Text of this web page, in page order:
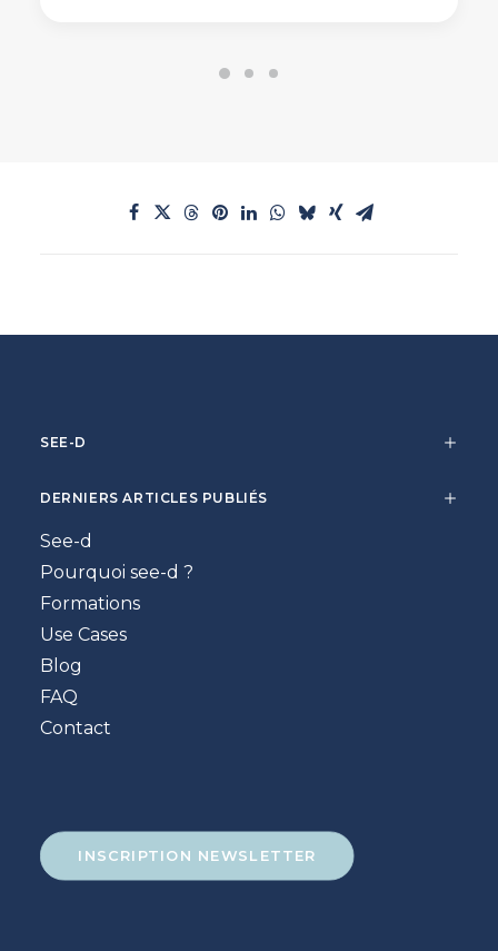
SEE-D
DERNIERS ARTICLES PUBLIÉS
See-d
Pourquoi see-d ?
Formations
Use Cases
Blog
FAQ
Contact
INSCRIPTION NEWSLETTER